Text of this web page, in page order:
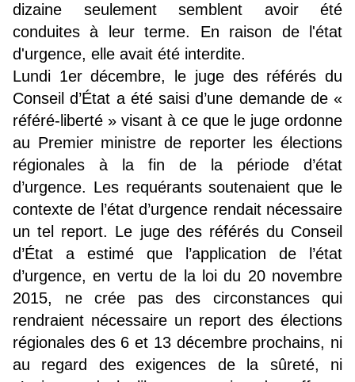
dizaine seulement semblent avoir été
conduites à leur terme. En raison de l'état
d'urgence, elle avait été interdite.
Lundi 1er décembre, le juge des référés du
Conseil d’État a été saisi d’une demande de «
référé-liberté » visant à ce que le juge ordonne
au Premier ministre de reporter les élections
régionales à la fin de la période d’état
d’urgence. Les requérants soutenaient que le
contexte de l’état d’urgence rendait nécessaire
un tel report. Le juge des référés du Conseil
d’État a estimé que l’application de l’état
d’urgence, en vertu de la loi du 20 novembre
2015, ne crée pas des circonstances qui
rendraient nécessaire un report des élections
régionales des 6 et 13 décembre prochains, ni
au regard des exigences de la sûreté, ni